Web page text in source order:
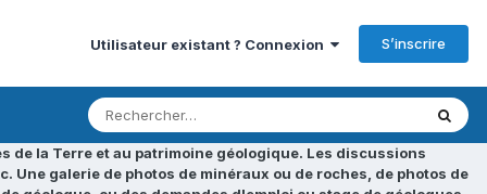
Utilisateur existant ? Connexion S’inscrire
de la Terre et au patrimoine géologique. Les discussions
galerie de photos de minéraux ou de roches, de photos de